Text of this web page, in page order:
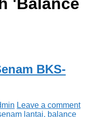
'Balance
BKS-
Leave a comment